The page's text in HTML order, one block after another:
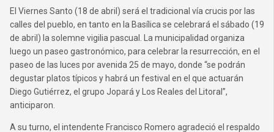
El Viernes Santo (18 de abril) será el tradicional vía crucis por las
calles del pueblo, en tanto en la Basílica se celebrará el sábado (19
de abril) la solemne vigilia pascual. La municipalidad organiza
luego un paseo gastronómico, para celebrar la resurrección, en el
paseo de las luces por avenida 25 de mayo, donde “se podrán
degustar platos típicos y habrá un festival en el que actuarán
Diego Gutiérrez, el grupo Jopará y Los Reales del Litoral”,
anticiparon.
A su turno, el intendente Francisco Romero agradeció el respaldo